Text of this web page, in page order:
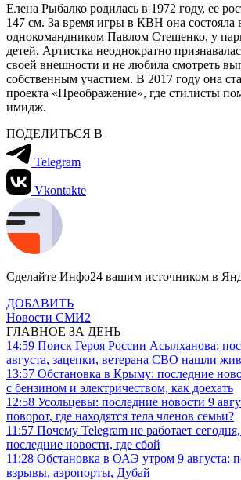
Елена Рыбалко родилась в 1972 году, ее
147 см. За время игры в КВН она состояла
однокомандником Павлом Стешенко, у
детей. Артистка неоднократно
своей внешности и не любила смотреть
собственным участием. В 2017 году она
проекта «Преображение», где стилисты
имидж.
ПОДЕЛИТЬСЯ В
Telegram
Vkontakte
Сделайте Инфо24 вашим источником в
ДОБАВИТЬ
Новости СМИ2
ГЛАВНОЕ ЗА ДЕНЬ
14:59 Поиск Героя России Асылханова:
августа, зацепки, ветерана СВО нашли
13:57 Обстановка в Крыму: последние
с бензином и электричеством, как доехать
12:58 Усольцевы: последние новости 9
поворот, где находятся тела членов семьи?
11:57 Почему Telegram не работает
последние новости, где сбой
11:28 Обстановка в ОАЭ утром 9 августа:
взрывы, аэропорты, Дубай